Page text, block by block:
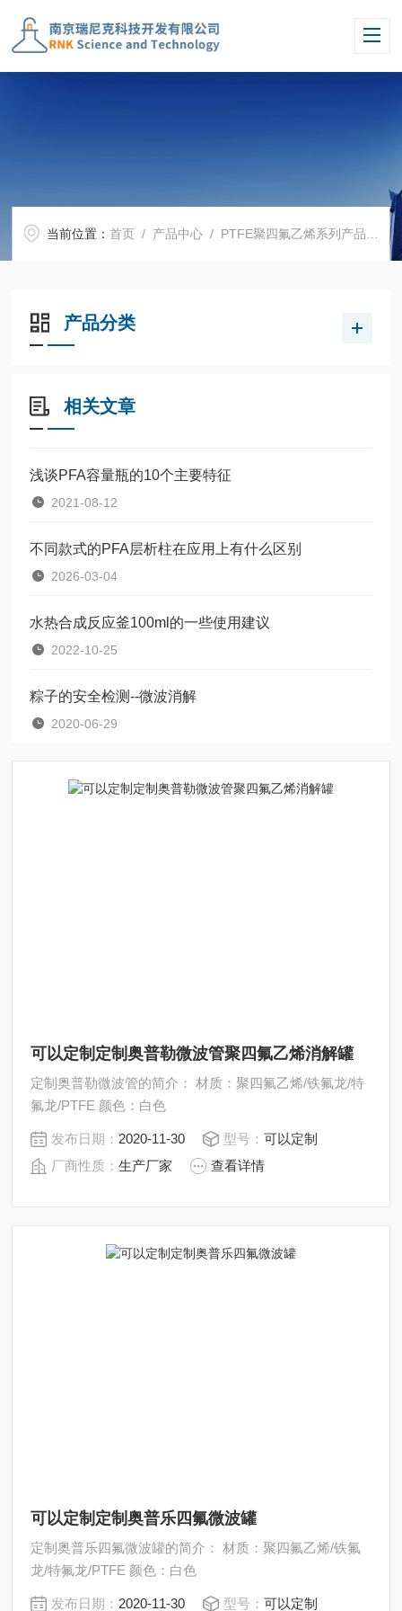
当前位置：首页 / 产品中心 / PTFE聚四氟乙烯系列产品
产品分类
相关文章
浅谈PFA容量瓶的10个主要特征
2021-08-12
不同款式的PFA层析柱在应用上有什么区别
2026-03-04
水热合成反应釜100ml的一些使用建议
2022-10-25
粽子的安全检测--微波消解
2020-06-29
可以定制定制奥普勒微波管聚四氟乙烯消解罐
定制奥普勒微波管的简介： 材质：聚四氟乙烯/铁氟龙/特
氟龙/PTFE 颜色：白色
发布日期： 2020-11-30 型号：可以定制
厂商性质：生产厂家 查看详情
可以定制定制奥普乐四氟微波罐
定制奥普乐四氟微波罐的简介： 材质：聚四氟乙烯/铁氟
龙/特氟龙/PTFE 颜色：白色
发布日期： 2020-11-30 型号：可以定制